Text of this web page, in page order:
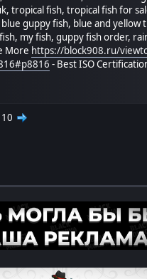
tropical fish, tropical fish for
guppy fish, blue and yellow
my fish, guppy fish order,
More https://block908.ru/
- Best ISO
10